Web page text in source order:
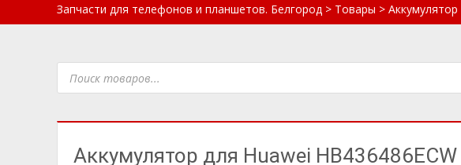
Запчасти для телефонов и планшетов. Белгород > Товары >
Поиск
товаров
Аккумулятор для Huawei